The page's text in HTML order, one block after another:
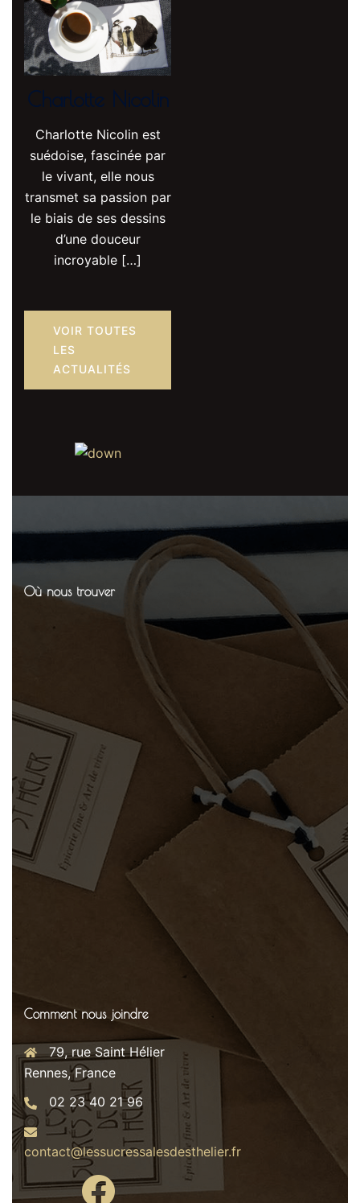
Charlotte Nicolin
Charlotte Nicolin est
suédoise, fascinée par
le vivant, elle nous
transmet sa passion par
le biais de ses dessins
d’une douceur
incroyable […]
VOIR TOUTES
LES
ACTUALITÉS
Où nous trouver
Comment nous joindre
79, rue Saint Hélier
Rennes, France
02 23 40 21 96
contact@lessucressalesdesthelier.fr
Facebook